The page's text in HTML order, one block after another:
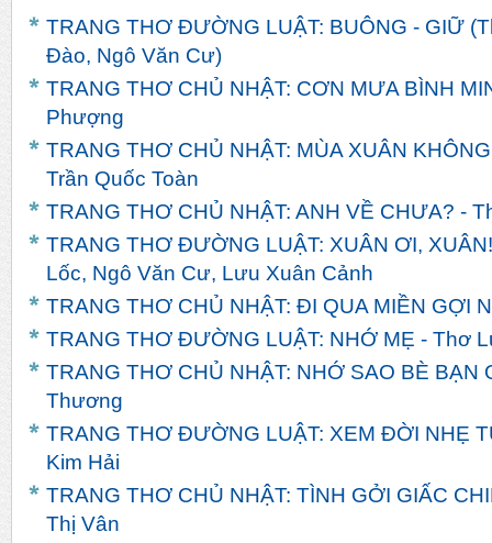
TRANG THƠ ĐƯỜNG LUẬT: BUÔNG - GIỮ
Đào, Ngô Văn Cư)
TRANG THƠ CHỦ NHẬT: CƠN MƯA BÌNH
Phượng
TRANG THƠ CHỦ NHẬT: MÙA XUÂN
Trần Quốc Toàn
TRANG THƠ CHỦ NHẬT: ANH VỀ CHƯA? -
TRANG THƠ ĐƯỜNG LUẬT: XUÂN ƠI,
Lốc, Ngô Văn Cư, Lưu Xuân Cảnh
TRANG THƠ CHỦ NHẬT: ĐI QUA MIỀN GỢI
TRANG THƠ ĐƯỜNG LUẬT: NHỚ MẸ - Thơ
TRANG THƠ CHỦ NHẬT: NHỚ SAO BÈ BẠN
Thương
TRANG THƠ ĐƯỜNG LUẬT: XEM ĐỜI NHẸ
Kim Hải
TRANG THƠ CHỦ NHẬT: TÌNH GỞI GIẤC
Thị Vân